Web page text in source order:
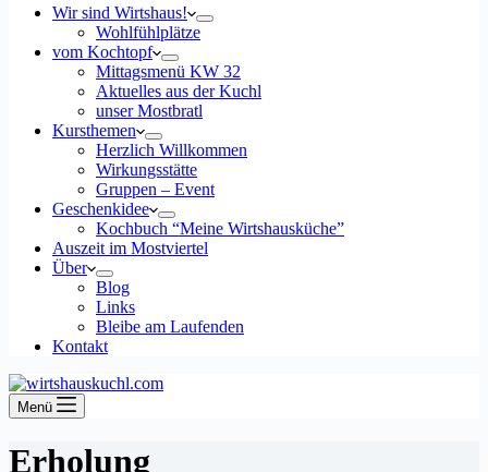
Wir sind Wirtshaus!
Wohlfühlplätze
vom Kochtopf
Mittagsmenü KW 32
Aktuelles aus der Kuchl
unser Mostbratl
Kursthemen
Herzlich Willkommen
Wirkungsstätte
Gruppen – Event
Geschenkidee
Kochbuch “Meine Wirtshausküche”
Auszeit im Mostviertel
Über
Blog
Links
Bleibe am Laufenden
Kontakt
Menü
Erholung